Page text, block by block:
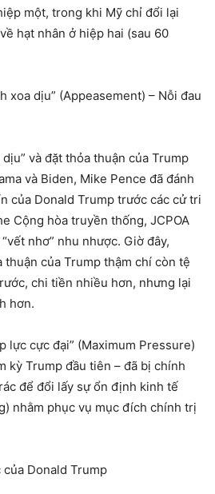
một, trong khi Mỹ chỉ đổi lại
hạt nhân ở hiệp hai (sau 60
xoa dịu” (Appeasement) – Nỗi đau
và đặt thỏa thuận của Trump
và Biden, Mike Pence đã đánh
của Donald Trump trước các cử tri
Cộng hòa truyền thống, JCPOA
nhơ” nhu nhược. Giờ đây,
của Trump thậm chí còn tệ
chi tiền nhiều hơn, nhưng lại
hơn.
lực cực đại” (Maximum Pressure)
kỳ Trump đầu tiên – đã bị chính
để đổi lấy sự ổn định kinh tế
nhằm phục vụ mục đích chính trị
Donald Trump